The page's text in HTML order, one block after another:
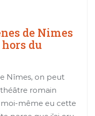
de Nimes
du
Nîmes, on peut
romain
moi-même eu cette